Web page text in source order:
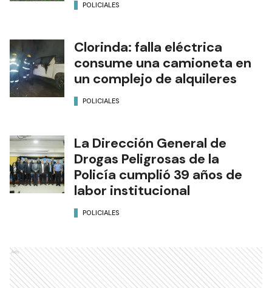
POLICIALES
Clorinda: falla eléctrica
consume una camioneta en
un complejo de alquileres
POLICIALES
La Dirección General de
Drogas Peligrosas de la
Policía cumplió 39 años de
labor institucional
POLICIALES
Ads